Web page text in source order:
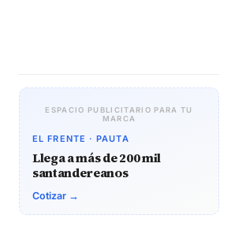
ESPACIO PUBLICITARIO PARA TU
MARCA
EL FRENTE · PAUTA
Llega a más de 200 mil
santandereanos
Cotizar →